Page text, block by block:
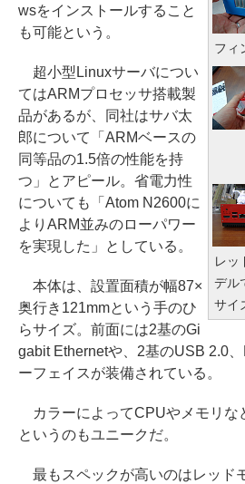
フィ
レッ
デル
サイ
wsをインストールすること
も可能という。
超小型Linuxサーバについ
てはARMプロセッサ搭載製
品があるが、同社はサバ太
郎について「ARMベースの
同等品の1.5倍の性能を持
つ」とアピール。省電力性
についても「Atom N2600に
よりARM並みのローパワー
を実現した」としている。
本体は、設置面積が幅87×
奥行き121mmという手のひ
らサイズ。前面には2基のGi
gabit Ethernetや、2基のUSB 2.0
ーフェイスが装備されている。
カラーによってCPUやメモリな
というのもユニークだ。
最もスペックが高いのはレッド